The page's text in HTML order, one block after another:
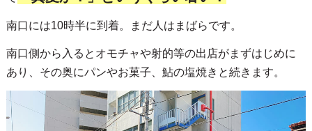
南口には10時半に到着。まだ人はまばらです。
南口側から入るとオモチャや射的等の出店がまずはじめに
あり、その奥にパンやお菓子、鮎の塩焼きと続きます。